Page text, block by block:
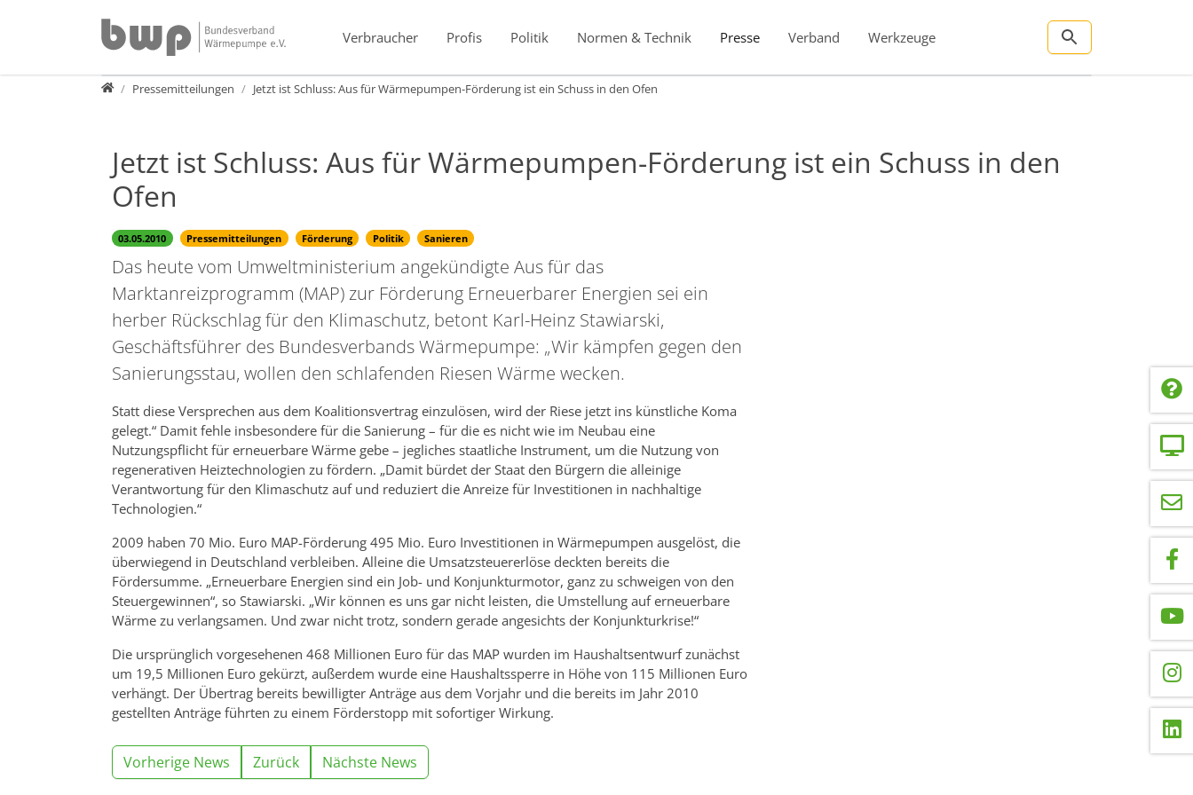
Verbraucher
Profis Politik Normen & Technik Presse Verband Werkzeuge
PressePressemitteilungen Jetzt ist Schluss: Aus für Wärmepumpen-Förderung ist ein Schuss in den Ofen
Jetzt ist Schluss: Aus für Wärmepumpen-Förderung ist ein Schuss in den
Ofen
03.05.2010 Pressemitteilungen Förderung Politik Sanieren
Das heute vom Umweltministerium angekündigte Aus für das
Marktanreizprogramm (MAP) zur Förderung Erneuerbarer Energien sei ein
herber Rückschlag für den Klimaschutz, betont Karl-Heinz Stawiarski,
Geschäftsführer des Bundesverbands Wärmepumpe: „Wir kämpfen gegen den
Sanierungsstau, wollen den schlafenden Riesen Wärme wecken.
Statt diese Versprechen aus dem Koalitionsvertrag einzulösen, wird der Riese jetzt ins künstliche Koma
gelegt.“ Damit fehle insbesondere für die Sanierung – für die es nicht wie im Neubau eine
Nutzungspflicht für erneuerbare Wärme gebe – jegliches staatliche Instrument, um die Nutzung von
regenerativen Heiztechnologien zu fördern. „Damit bürdet der Staat den Bürgern die alleinige
Verantwortung für den Klimaschutz auf und reduziert die Anreize für Investitionen in nachhaltige
Technologien.“
2009 haben 70 Mio. Euro MAP-Förderung 495 Mio. Euro Investitionen in Wärmepumpen ausgelöst, die
überwiegend in Deutschland verbleiben. Alleine die Umsatzsteuererlöse deckten bereits die
Fördersumme. „Erneuerbare Energien sind ein Job- und Konjunkturmotor, ganz zu schweigen von den
Steuergewinnen“, so Stawiarski. „Wir können es uns gar nicht leisten, die Umstellung auf erneuerbare
Wärme zu verlangsamen. Und zwar nicht trotz, sondern gerade angesichts der Konjunkturkrise!“
Die ursprünglich vorgesehenen 468 Millionen Euro für das MAP wurden im Haushaltsentwurf zunächst
um 19,5 Millionen Euro gekürzt, außerdem wurde eine Haushaltssperre in Höhe von 115 Millionen Euro
verhängt. Der Übertrag bereits bewilligter Anträge aus dem Vorjahr und die bereits im Jahr 2010
gestellten Anträge führten zu einem Förderstopp mit sofortiger Wirkung.
Vorherige News Zurück Nächste News